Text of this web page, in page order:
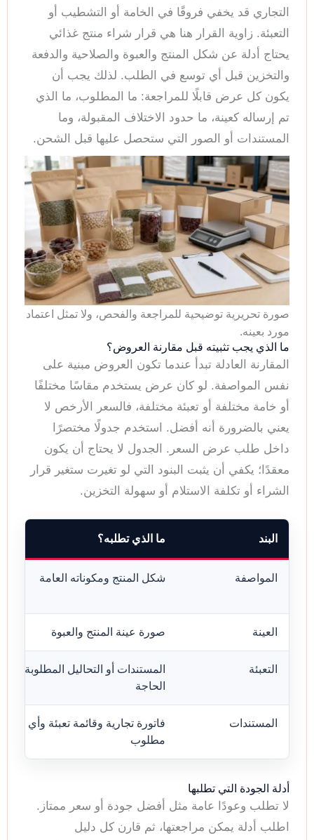
التجاري قد يخفي فروقًا في الخامة أو التشطيب أو
التعبئة. زاوية القرار هنا هي قرار شراء منتج غذائي
يحتاج أدلة عن شكل المنتج والعبوة والصلاحية والدفعة
والتخزين قبل أي توسع في الطلب. لذلك يجب أن
يكون كل عرض قابلًا للمراجعة: ما المطلوب، ما الذي
تم إرساله كعينة، ما حدود الاختلاف المقبولة، وما
المستندات أو الصور التي ستحصل عليها قبل الشحن.
صورة تحريرية توضيحية للمراجعة والفحص، ولا تمثل اعتماد
مورد بعينه.
ما الذي يجب تثبيته قبل مقارنة العروض؟
المقارنة العادلة تبدأ عندما تكون العروض مبنية على
نفس المواصفة. لو كان عرض يستخدم مقاسًا مختلفًا
أو خامة مختلفة أو تعبئة مختلفة، فالسعر الأرخص لا
يعني بالضرورة أنه أفضل. استخدم جدولًا مختصرًا
داخل طلب عرض السعر. الجدول لا يحتاج أن يكون
معقدًا؛ يكفي أن يثبت البنود التي لو تغيرت ستغير قرار
الشراء أو تكلفة الاستلام أو سهولة التخزين.
البند ما الذي تطلبه؟
المواصفة شكل المنتج ومكوناته العامة
العينة صورة عينة المنتج والعبوة
التعبئة
المستندات أو التحاليل المطلوبة عند
الحاجة
المستندات
فاتورة تجارية وقائمة تعبئة وأي
مطلوب
أدلة الجودة التي تطلبها
لا تطلب وعودًا عامة مثل أفضل جودة أو سعر ممتاز.
اطلب أدلة يمكن مراجعتها، ثم قارن كل دليل